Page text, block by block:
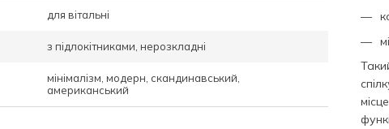
для вітальні
з підлокітниками, нерозкладні
мінімалізм, модерн, скандинавський,
американський